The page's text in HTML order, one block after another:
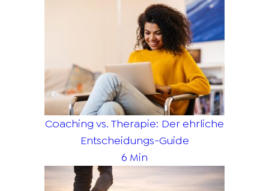
Coaching vs. Therapie: Der ehrliche
Entscheidungs-Guide
6 Min